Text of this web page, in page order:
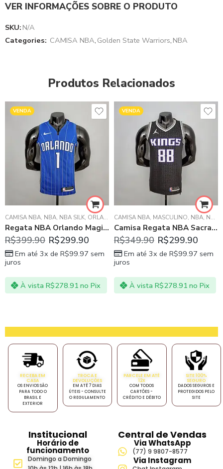
VER INFORMAÇÕES SOBRE O PRODUTO
SKU: N/A
Categories: CAMISA NBA, Golden State Warriors, NBA
Produtos Relacionados
MASCULINO,NBA,NBA SILK
VENDA
CAMISA NBA, NBA, NBA SILK, ORLANDO MAGIC
Regata NBA Orlando Magic MCGADY 1 Azul Masculina
R$399.90 R$299.90
Em até 3x de R$99.97 sem
juros
À vista R$278.91 no Pix
VENDA
CAMISA NBA, MASCULINO, NBA, NBA SILK
Camisa Regata NBA Sacramento Kings QUETA 88 – Masculina
R$349.90 R$299.90
Em até 3x de R$99.97 sem
juros
À vista R$278.91 no Pix
RECEBA EM
CASA
OS ENVIOS SÃO
PARA TODO O
BRASIL E
EXTERIOR
TROCA E
DEVOLUÇÕES
EM ATÉ 7 DIAS
ÚTEIS - CONSULTE
O REGULAMENTO
PARCELE EM ATÉ
12X
COM TODOS
CARTÕES -
CRÉDITO E DÉBITO
SITE 100%
SEGURO
DADOS SEGUROS E
PROTEGIDOS PELO
SITE
Institucional
Horário de
funcionamento
Domingo a Domingo
Central de Vendas
Via WhatsApp
(77) 9 9807-8577
Via Instagram